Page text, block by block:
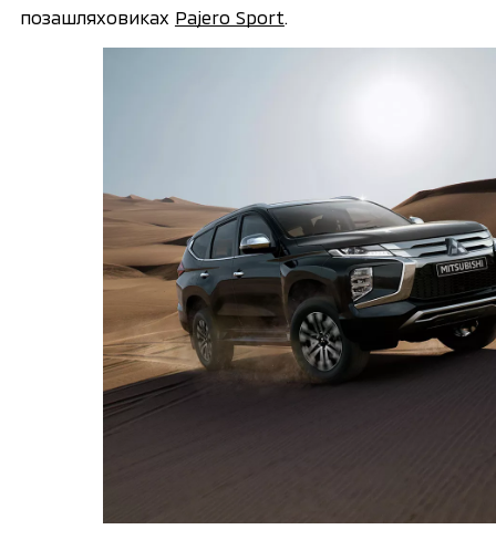
позашляховиках Pajero Sport.